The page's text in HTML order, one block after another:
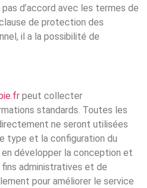
d’accord avec les termes de
de protection des
il a la possibilité de
peut collecter
standards. Toutes les
ne seront utilisées
type et la configuration du
développer la conception et
fins administratives et de
pour améliorer le service